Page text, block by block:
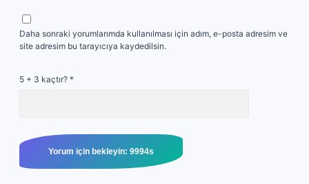
Daha sonraki yorumlarımda kullanılması için adım, e-posta adresim ve
site adresim bu tarayıcıya kaydedilsin.
5 + 3 kaçtır? *